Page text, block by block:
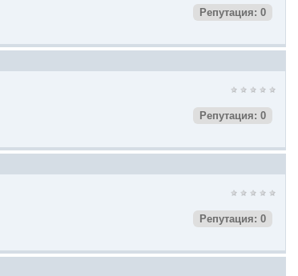
Репутация: 0
Репутация: 0
Репутация: 0